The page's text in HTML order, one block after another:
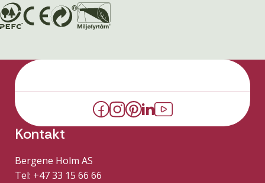
Kontakt
Bergene Holm AS
Tel: +47 33 15 66 66